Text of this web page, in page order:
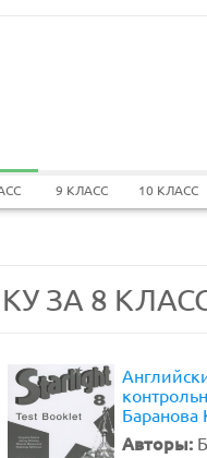
9 КЛАСС 10 КЛАСС
ЗА 8
Баранова
Авторы: